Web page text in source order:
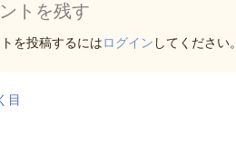
トを残す
を投稿するにはログイン してください。
目